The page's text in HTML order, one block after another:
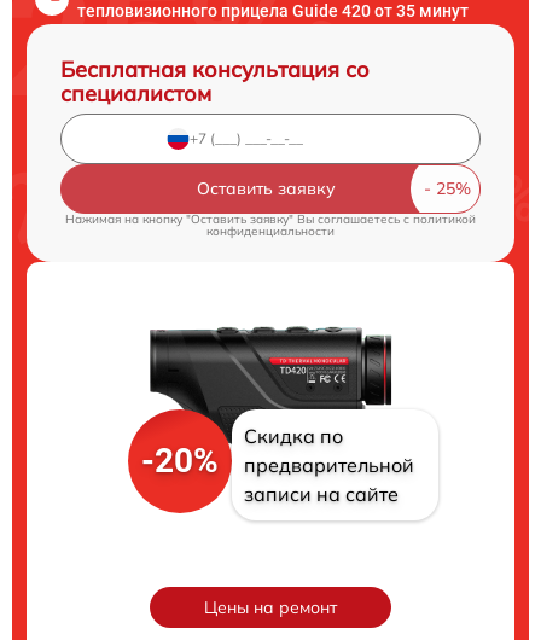
тепловизионного прицела Guide 420 от 35 минут
Бесплатная консультация со
специалистом
Оставить заявку
Нажимая на кнопку "Оставить заявку" Вы соглашаетесь cполитикой
конфиденциальности
-20%
Скидка по
предварительной
записи на сайте
Цены на ремонт